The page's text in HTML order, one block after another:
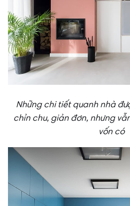
Những chi tiết quanh nhà
chỉn chu, giản đơn, nhưng
vốn có